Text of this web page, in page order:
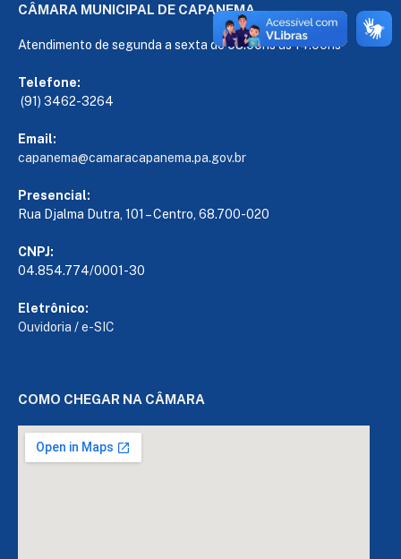
CÂMARA MUNICIPAL DE CAPANEMA
Atendimento de segunda a sexta de 08:00hs às 14:00hs
Telefone:
(91) 3462-3264
Email:
capanema@camaracapanema.pa.gov.br
Presencial:
Rua Djalma Dutra, 101 – Centro, 68.700-020
CNPJ:
04.854.774/0001-30
Eletrônico:
Ouvidoria /e-SIC
COMO CHEGAR NA CÂMARA